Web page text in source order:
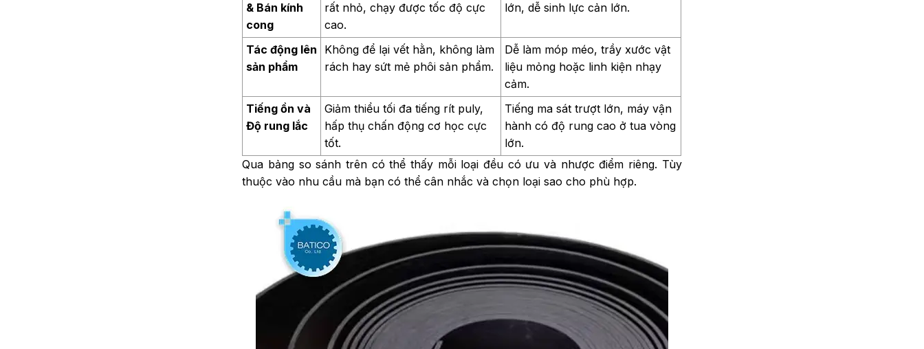
& Bán kính
cong
rất nhỏ, chạy được tốc độ cực
cao.
lớn, dễ sinh lực cản lớn.
Tác động lên
sản phẩm
Không để lại vết hằn, không làm
rách hay sứt mẻ phôi sản phẩm.
Dễ làm móp méo, trầy xước vật
liệu mỏng hoặc linh kiện nhạy
cảm.
Tiếng ồn và
Độ rung lắc
Giảm thiểu tối đa tiếng rít puly,
hấp thụ chấn động cơ học cực
tốt.
Tiếng ma sát trượt lớn, máy vận
hành có độ rung cao ở tua vòng
lớn.
Qua bảng so sánh trên có thể thấy mỗi loại đều có ưu và nhược điểm riêng. Tùy
thuộc vào nhu cầu mà bạn có thể cân nhắc và chọn loại sao cho phù hợp.